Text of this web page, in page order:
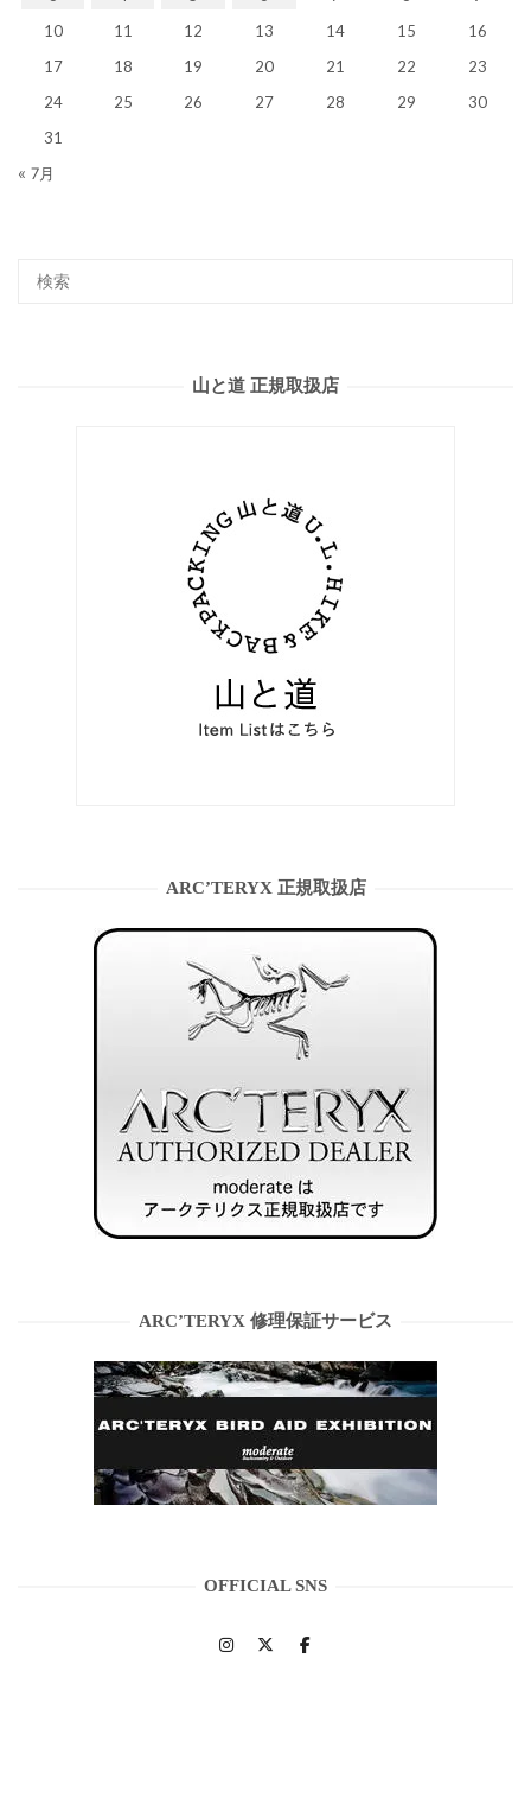
10
11 12 13 14 15
16
17
18 19 20 21 22
23
24
25 26 27 28 29
30
31
« 7月
山と道 正規取扱店
ARC’TERYX 正規取扱店
ARC’TERYX 修理保証サービス
OFFICIAL SNS